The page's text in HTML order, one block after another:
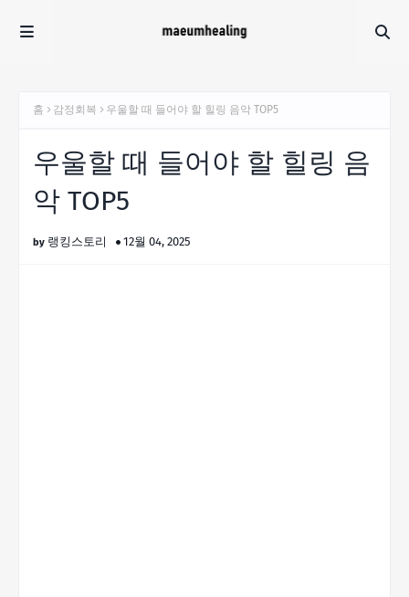
홈 감정회복 우울할 때 들어야 할 힐링 음악 TOP5
우울할 때 들어야 할 힐링 음
악 TOP5
랭킹스토리 12월 04, 2025